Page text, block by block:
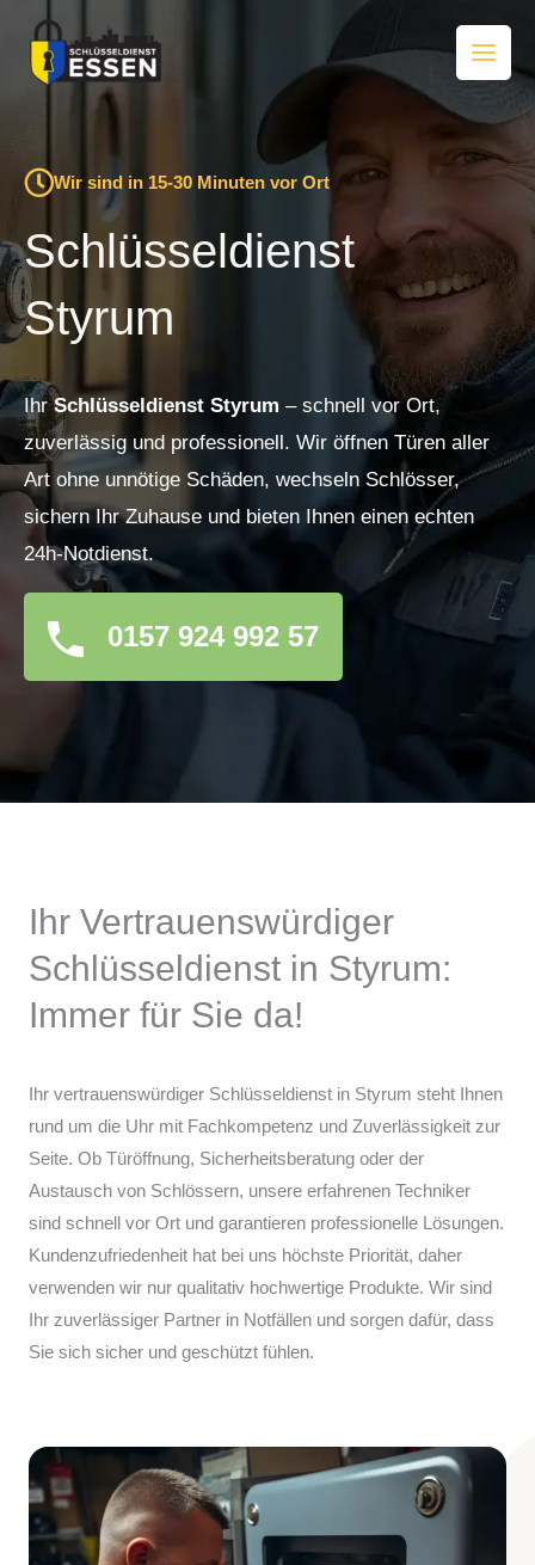
Inhalt
springen
Wir sind in 15-30 Minuten vor Ort
Schlüsseldienst
Styrum
IhrSchlüsseldienst Styrum – schnell vor Ort,
zuverlässig und professionell. Wir öffnen Türen aller
Art ohne unnötige Schäden, wechseln Schlösser,
sichern Ihr Zuhause und bieten Ihnen einen echten
24h-Notdienst.
0157 924 992 57
Ihr Vertrauenswürdiger
Schlüsseldienst in Styrum:
Immer für Sie da!
Ihr vertrauenswürdiger Schlüsseldienst in Styrum steht Ihnen
rund um die Uhr mit Fachkompetenz und Zuverlässigkeit zur
Seite. Ob Türöffnung, Sicherheitsberatung oder der
Austausch von Schlössern, unsere erfahrenen Techniker
sind schnell vor Ort und garantieren professionelle Lösungen.
Kundenzufriedenheit hat bei uns höchste Priorität, daher
verwenden wir nur qualitativ hochwertige Produkte. Wir sind
Ihr zuverlässiger Partner in Notfällen und sorgen dafür, dass
Sie sich sicher und geschützt fühlen.